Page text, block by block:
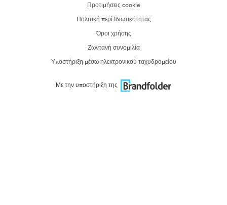
Προτιμήσεις cookie
Πολιτική περί Ιδιωτικότητας
Όροι χρήσης
Ζωντανή συνομιλία
Υποστήριξη μέσω ηλεκτρονικού ταχυδρομείου
Με την υποστήριξη της